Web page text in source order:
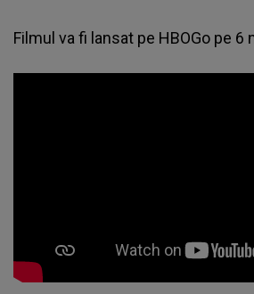
Filmul va fi lansat pe HBOGo pe 6